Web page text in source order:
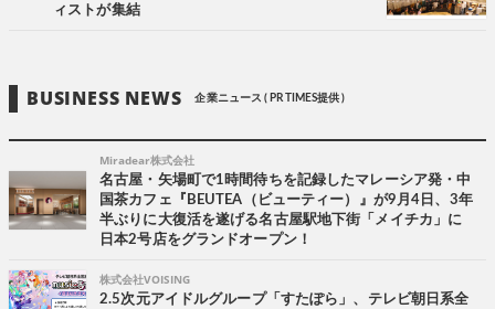
ィストが集結
BUSINESS NEWS 企業ニュース ( PR TIMES提供 )
Miradear株式会社
名古屋・矢場町で1時間待ちを記録したマレーシア発・中
国茶カフェ『BEUTEA（ビューティー）』が9月4日、3年
半ぶりに大復活を遂げる名古屋駅地下街「メイチカ」に
日本2号店をグランドオープン！
株式会社VOISING
2.5次元アイドルグループ「すたぽら」、テレビ朝日系全